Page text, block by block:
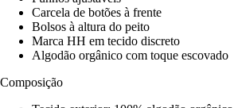
Carcela de botões à frente
Bolsos à altura do peito
Marca HH em tecido discreto
Algodão orgânico com toque escovado
Composição